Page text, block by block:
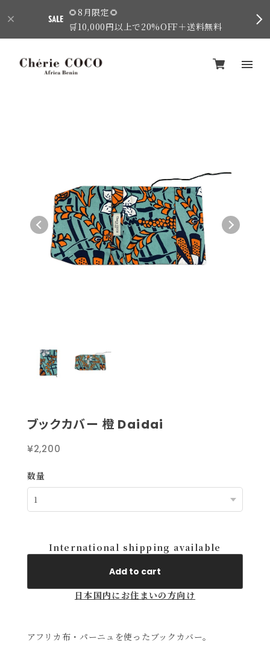
🌻8月限定🌻
🛒10,000円以上で20%OFF＋送料無料
ブックカバー 橙 Daidai
¥2,200
数量
International shipping available
Add to cart
日本国内にお住まいの方向け
アフリカ布・パーニュを使ったブックカバー。